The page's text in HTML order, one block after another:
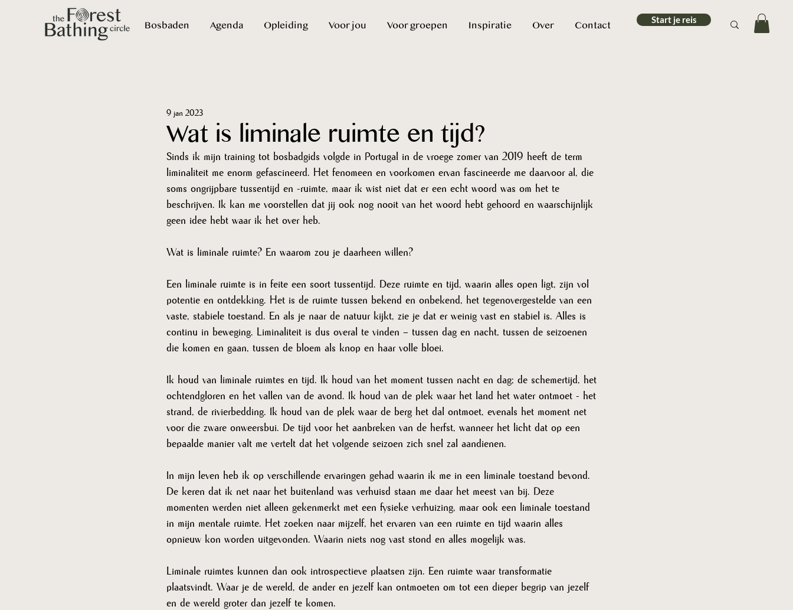
Bosbaden Agenda Opleiding Voor jou Voor groepen Inspiratie Over Contact Start je reis
Wat is liminale ruimte en tijd?
9 jan 2023
Sinds ik mijn training tot bosbadgids volgde in Portugal in de vroege zomer van 2019 heeft de term
liminaliteit me enorm gefascineerd. Het fenomeen en voorkomen ervan fascineerde me daarvoor al, die
soms ongrijpbare tussentijd en -ruimte, maar ik wist niet dat er een echt woord was om het te
beschrijven. Ik kan me voorstellen dat jij ook nog nooit van het woord hebt gehoord en waarschijnlijk
geen idee hebt waar ik het over heb.
Wat is liminale ruimte? En waarom zou je daarheen willen?
Een liminale ruimte is in feite een soort tussentijd. Deze ruimte en tijd, waarin alles open ligt, zijn vol
potentie en ontdekking. Het is de ruimte tussen bekend en onbekend, het tegenovergestelde van een
vaste, stabiele toestand. En als je naar de natuur kijkt, zie je dat er weinig vast en stabiel is. Alles is
continu in beweging. Liminaliteit is dus overal te vinden – tussen dag en nacht, tussen de seizoenen
die komen en gaan, tussen de bloem als knop en haar volle bloei.
Ik houd van liminale ruimtes en tijd. Ik houd van het moment tussen nacht en dag; de schemertijd, het
ochtendgloren en het vallen van de avond. Ik houd van de plek waar het land het water ontmoet - het
strand, de rivierbedding. Ik houd van de plek waar de berg het dal ontmoet, evenals het moment net
voor die zware onweersbui. De tijd voor het aanbreken van de herfst, wanneer het licht dat op een
bepaalde manier valt me vertelt dat het volgende seizoen zich snel zal aandienen.
In mijn leven heb ik op verschillende ervaringen gehad waarin ik me in een liminale toestand bevond.
De keren dat ik net naar het buitenland was verhuisd staan me daar het meest van bij. Deze
momenten werden niet alleen gekenmerkt met een fysieke verhuizing, maar ook een liminale toestand
in mijn mentale ruimte. Het zoeken naar mijzelf, het ervaren van een ruimte en tijd waarin alles
opnieuw kon worden uitgevonden. Waarin niets nog vast stond en alles mogelijk was.
Liminale ruimtes kunnen dan ook introspectieve plaatsen zijn. Een ruimte waar transformatie
plaatsvindt. Waar je de wereld, de ander en jezelf kan ontmoeten om tot een dieper begrip van jezelf
en de wereld groter dan jezelf te komen.